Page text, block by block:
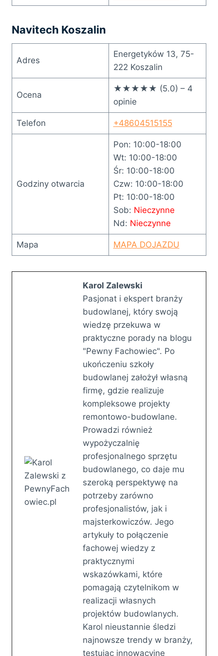
Navitech Koszalin
Adres
Energetyków 13, 75-
222 Koszalin
Ocena
★★★★★ (5.0) – 4
opinie
Telefon +48604515155
Godziny otwarcia
Pon: 10:00-18:00
Wt: 10:00-18:00
Śr: 10:00-18:00
Czw: 10:00-18:00
Pt: 10:00-18:00
Sob: Nieczynne
Nd: Nieczynne
Mapa MAPA DOJAZDU
Karol Zalewski
Pasjonat i ekspert branży
budowlanej, który swoją
wiedzę przekuwa w
praktyczne porady na blogu
"Pewny Fachowiec". Po
ukończeniu szkoły
budowlanej założył własną
firmę, gdzie realizuje
kompleksowe projekty
remontowo-budowlane.
Prowadzi również
wypożyczalnię
profesjonalnego sprzętu
budowlanego, co daje mu
szeroką perspektywę na
potrzeby zarówno
profesjonalistów, jak i
majsterkowiczów. Jego
artykuły to połączenie
fachowej wiedzy z
praktycznymi
wskazówkami, które
pomagają czytelnikom w
realizacji własnych
projektów budowlanych.
Karol nieustannie śledzi
najnowsze trendy w branży,
testując innowacyjne